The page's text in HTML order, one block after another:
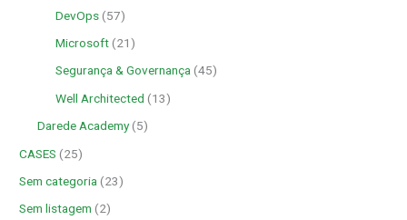
DevOps (57)
Microsoft (21)
Segurança & Governança (45)
Well Architected (13)
Darede Academy(5)
CASES (25)
Sem categoria (23)
Sem listagem (2)